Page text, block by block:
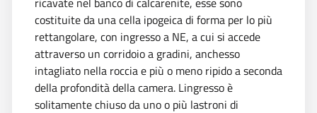
costituite da una cella ipogeica di forma per lo più
rettangolare, con ingresso a NE, a cui si accede
attraverso un corridoio a gradini, anchesso
intagliato nella roccia e più o meno ripido a seconda
della profondità della camera. Lingresso è
solitamente chiuso da uno o più lastroni di